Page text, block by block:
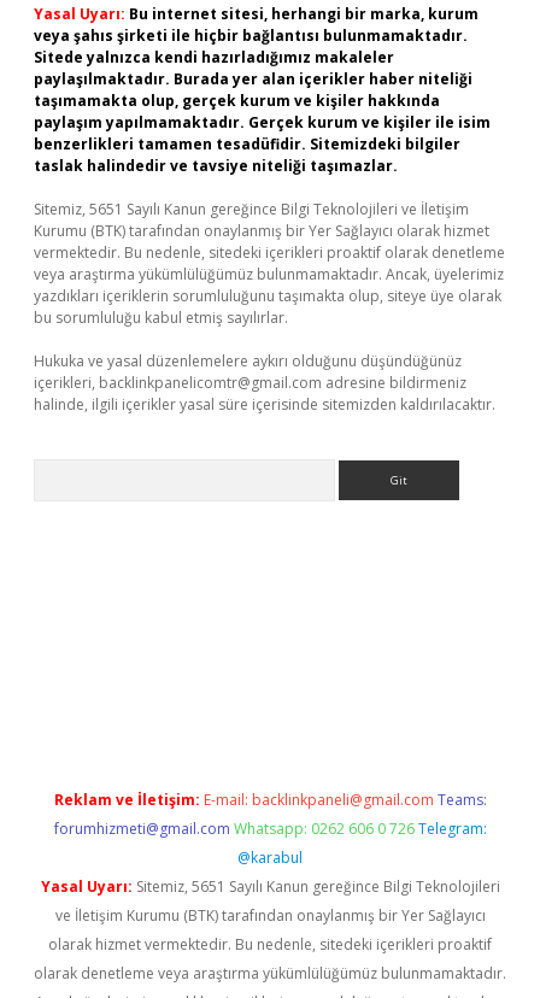
Yasal Uyarı: Bu internet sitesi, herhangi bir marka, kurum
veya şahıs şirketi ile hiçbir bağlantısı bulunmamaktadır.
Sitede yalnızca kendi hazırladığımız makaleler
paylaşılmaktadır. Burada yer alan içerikler haber niteliği
taşımamakta olup, gerçek kurum ve kişiler hakkında
paylaşım yapılmamaktadır. Gerçek kurum ve kişiler ile isim
benzerlikleri tamamen tesadüfidir. Sitemizdeki bilgiler
taslak halindedir ve tavsiye niteliği taşımazlar.
Sitemiz, 5651 Sayılı Kanun gereğince Bilgi Teknolojileri ve İletişim
Kurumu (BTK) tarafından onaylanmış bir Yer Sağlayıcı olarak hizmet
vermektedir. Bu nedenle, sitedeki içerikleri proaktif olarak denetleme
veya araştırma yükümlülüğümüz bulunmamaktadır. Ancak, üyelerimiz
yazdıkları içeriklerin sorumluluğunu taşımakta olup, siteye üye olarak
bu sorumluluğu kabul etmiş sayılırlar.
Hukuka ve yasal düzenlemelere aykırı olduğunu düşündüğünüz
içerikleri, backlinkpanelicomtr@gmail.com adresine bildirmeniz
halinde, ilgili içerikler yasal süre içerisinde sitemizden kaldırılacaktır.
Reklam ve İletişim: E-mail: backlinkpaneli@gmail.com Teams:
forumhizmeti@gmail.com Whatsapp: 0262 606 0 726 Telegram:
@karabul
Yasal Uyarı: Sitemiz, 5651 Sayılı Kanun gereğince Bilgi Teknolojileri
ve İletişim Kurumu (BTK) tarafından onaylanmış bir Yer Sağlayıcı
olarak hizmet vermektedir. Bu nedenle, sitedeki içerikleri proaktif
olarak denetleme veya araştırma yükümlülüğümüz bulunmamaktadır.